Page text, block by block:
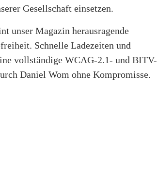
Gesellschaft einsetzen.
unser Magazin herausragende
Schnelle Ladezeiten und
vollständige WCAG-2.1- und BITV-
Daniel Wom ohne Kompromisse.